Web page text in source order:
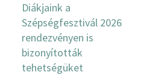
Diákjaink a
Szépségfesztivál 2026
rendezvényen is
bizonyították
tehetségüket